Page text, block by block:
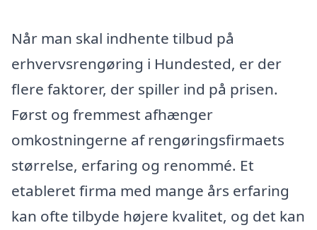
Når man skal indhente tilbud på
erhvervsrengøring i Hundested, er der
flere faktorer, der spiller ind på prisen.
Først og fremmest afhænger
omkostningerne af rengøringsfirmaets
størrelse, erfaring og renommé. Et
etableret firma med mange års erfaring
kan ofte tilbyde højere kvalitet, og det kan